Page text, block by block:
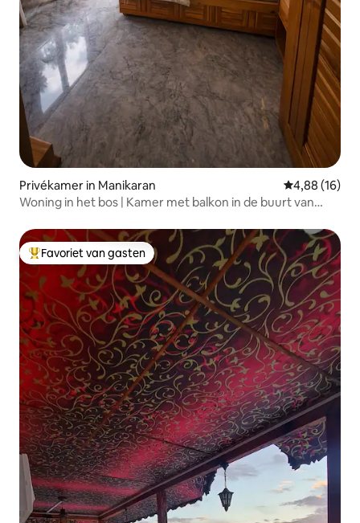
Privékamer in Manikaran Gemiddelde
4,88 (16)
Woning in het bos | Kamer met balkon in de buurt van
Topfavoriet van gasten
Favoriet van gasten